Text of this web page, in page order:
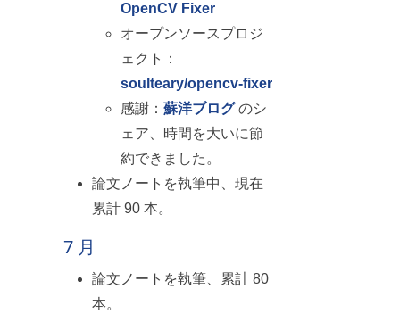
OpenCV Fixer
オープンソースプロジ
ェクト：
soulteary/opencv-fixer
感謝：蘇洋ブログのシ
ェア、時間を大いに節
約できました。
論文ノートを執筆中、現在
累計 90 本。
7 月
論文ノートを執筆、累計 80
本。